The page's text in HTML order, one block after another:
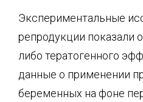
Экспериментальные
репродукции показали
либо тератогенного
данные о применении
беременных на фоне